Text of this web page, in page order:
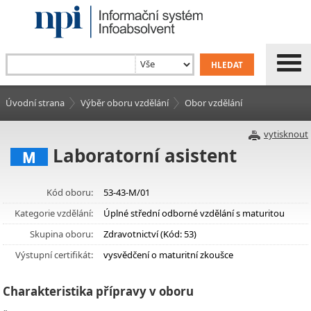
Úvodní strana Výběr oboru vzdělání Obor vzdělání
vytisknout
M Laboratorní asistent
Kód oboru:
53-43-M/01
Kategorie vzdělání:
Úplné střední odborné vzdělání s maturitou
Skupina oboru:
Zdravotnictví (Kód: 53)
Výstupní certifikát:
vysvědčení o maturitní zkoušce
Charakteristika přípravy v oboru